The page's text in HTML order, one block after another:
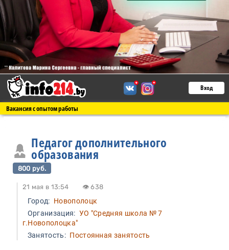
Вход
Вакансия с опытом работы
Педагог дополнительного
образования
800 руб.
21 мая в 13:54 👁 638
Город: Новополоцк
Организация: УО "Средняя школа № 7
г.Новополоцка"
Занятость:Постоянная занятость